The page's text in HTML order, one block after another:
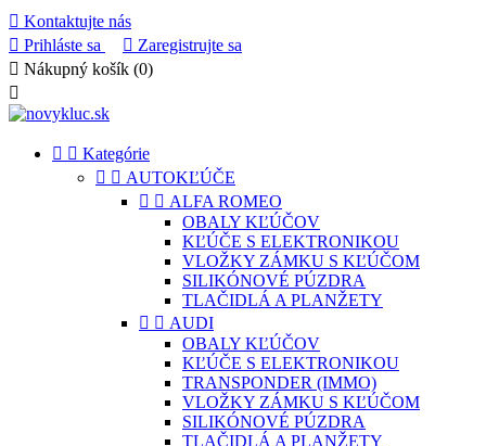
 Kontaktujte nás
 Prihláste sa  Zaregistrujte sa
 Nákupný košík (0)

  Kategórie
  AUTOKĽÚČE
  ALFA ROMEO
OBALY KĽÚČOV
KĽÚČE S ELEKTRONIKOU
VLOŽKY ZÁMKU S KĽÚČOM
SILIKÓNOVÉ PÚZDRA
TLAČIDLÁ A PLANŽETY
  AUDI
OBALY KĽÚČOV
KĽÚČE S ELEKTRONIKOU
TRANSPONDER (IMMO)
VLOŽKY ZÁMKU S KĽÚČOM
SILIKÓNOVÉ PÚZDRA
TLAČIDLÁ A PLANŽETY